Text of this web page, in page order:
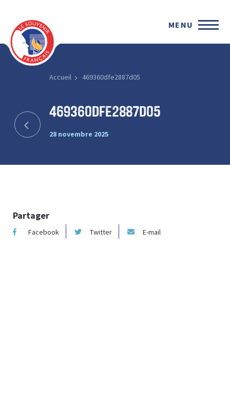
MENU
Accueil 469360dfe2887d05
469360dfe2887d05
28 novembre 2025
Partager
Facebook Twitter E-mail